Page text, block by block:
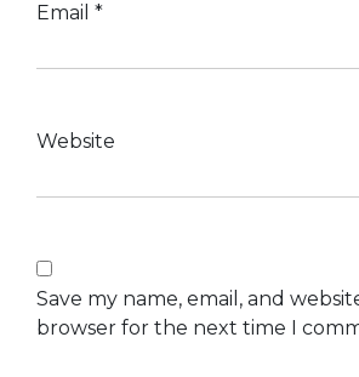
Email *
Website
Save my name, email, and
browser for the next time I